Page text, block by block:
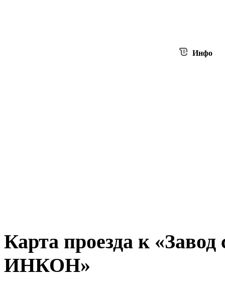
Инфо
Карта проезда к «Завод
ИНКОН»